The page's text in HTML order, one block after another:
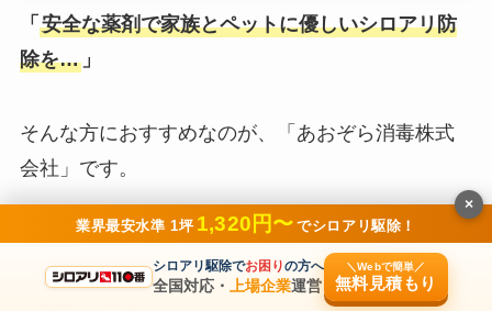
「 安全な薬剤で家族とペットに優しいシロアリ防
除を…」
そんな方におすすめなのが、「あおぞら消毒株式
会社」です。
名取市を拠点に、無機質で揮発しないホウ酸塩
（エコボロンPRO）を用いた長期持続型のシロア
業界最安水準 1坪 1,320円〜 でシロアリ駆除！
シロアリ駆除でお困りの方へ
全国対応・ 上場企業運営
＼Webで簡単／
無料見積もり
×